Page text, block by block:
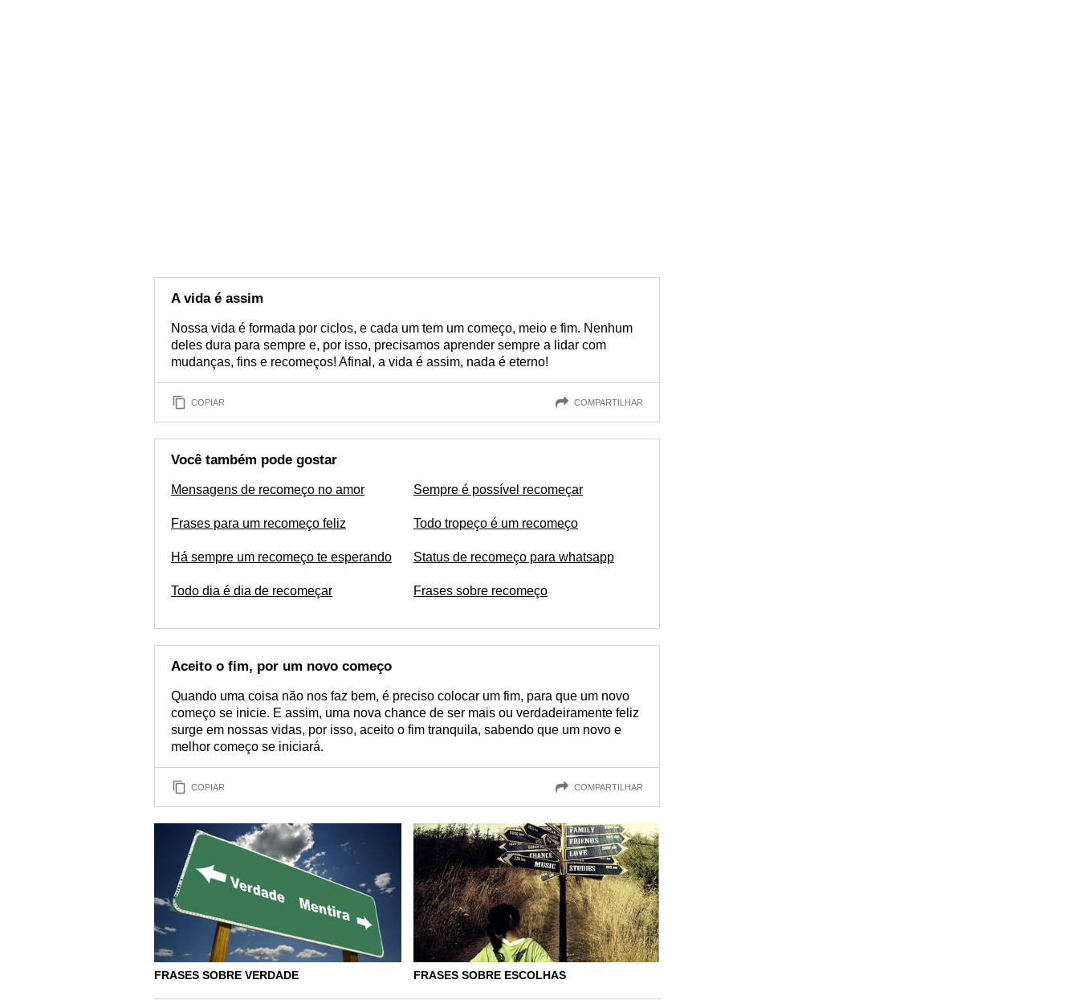
A vida é assim
Nossa vida é formada por ciclos, e cada um tem um começo, meio e fim. Nenhum
deles dura para sempre e, por isso, precisamos aprender sempre a lidar com
mudanças, fins e recomeços! Afinal, a vida é assim, nada é eterno!
COPIAR COMPARTILHAR
Você também pode gostar
Mensagens de recomeço no amor
Frases para um recomeço feliz
Há sempre um recomeço te esperando
Todo dia é dia de recomeçar
Sempre é possível recomeçar
Todo tropeço é um recomeço
Status de recomeço para whatsapp
Frases sobre recomeço
Aceito o fim, por um novo começo
Quando uma coisa não nos faz bem, é preciso colocar um fim, para que um novo
começo se inicie. E assim, uma nova chance de ser mais ou verdadeiramente feliz
surge em nossas vidas, por isso, aceito o fim tranquila, sabendo que um novo e
melhor começo se iniciará.
COPIAR COMPARTILHAR
FRASES SOBRE VERDADE FRASES SOBRE ESCOLHAS